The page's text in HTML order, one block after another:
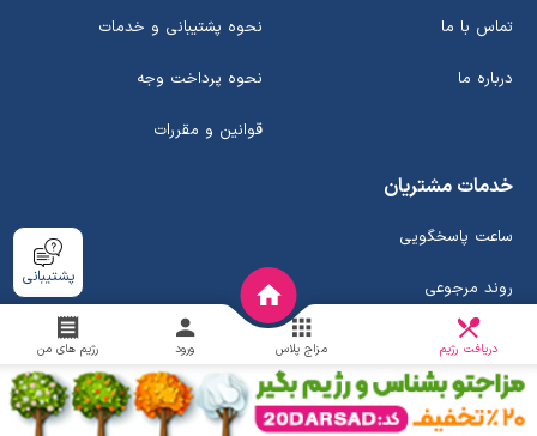
تماس با ما
درباره ما
نحوه پشتیبانی و خدمات
نحوه پرداخت وجه
قوانین و مقررات
خدمات مشتریان
ساعت پاسخگویی
روند مرجوعی
مدت زمان تحویل
روند استرداد وجه
پشتیبانی
دریافت رژیم مزاج پلاس ورود رژیم های من